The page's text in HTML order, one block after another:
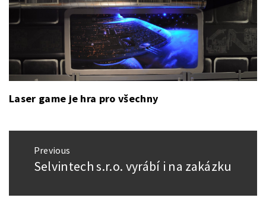
Laser game je hra pro všechny
Navigace
pro
příspěvek
Previous
Previous
Selvintech s.r.o. vyrábí i na zakázku